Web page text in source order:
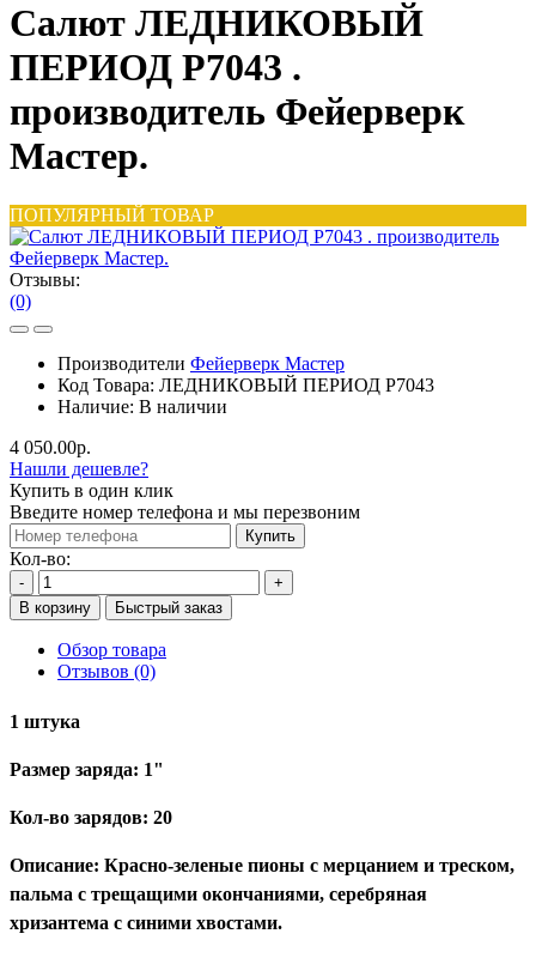
Салют ЛЕДНИКОВЫЙ
ПЕРИОД Р7043 .
производитель Фейерверк
Мастер.
ПОПУЛЯРНЫЙ ТОВАР
Отзывы:
(0)
Производители Фейерверк Мастер
Код Товара: ЛЕДНИКОВЫЙ ПЕРИОД Р7043
Наличие: В наличии
4 050.00р.
Нашли дешевле?
Купить в один клик
Введите номер телефона и мы перезвоним
Купить
Кол-во:
-
+
В корзину
Быстрый заказ
Обзор товара
Отзывов (0)
1 штука
Размер заряда: 1"
Кол-во зарядов: 20
Описание: Красно-зеленые пионы с мерцанием и треском,
пальма с трещащими окончаниями, серебряная
хризантема с синими хвостами.